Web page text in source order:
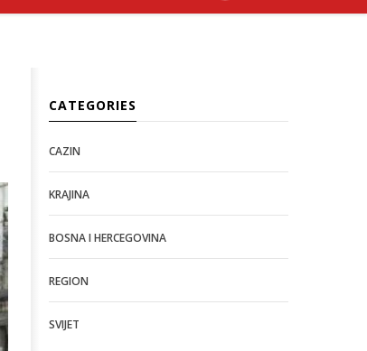
CATEGORIES
CAZIN
KRAJINA
BOSNA I HERCEGOVINA
REGION
SVIJET